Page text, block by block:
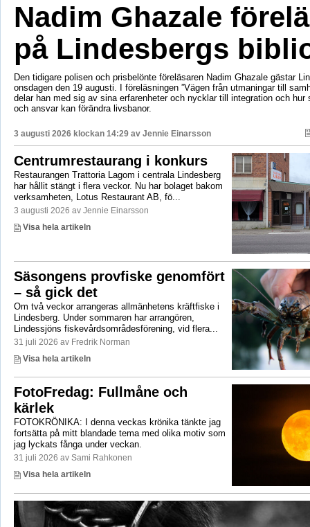
Nadim Ghazale
på Lindesbergs
Den tidigare polisen och prisbelönte föreläsaren Nadim Ghazale gästar
onsdagen den 19 augusti. I föreläsningen ”Vägen från utmaningar till
delar han med sig av sina erfarenheter och nycklar till integration och hur
och ansvar kan förändra livsbanor.
3 augusti 2026 klockan 14:29 av Jennie Einarsson
Centrumrestaurang i konkurs
Restaurangen Trattoria Lagom i centrala Lindesberg
har hållit stängt i flera veckor. Nu har bolaget bakom
verksamheten, Lotus Restaurant AB, fö...
3 augusti 2026 av Jennie Einarsson
Visa hela artikeln
Säsongens provfiske genomfört
– så gick det
Om två veckor arrangeras allmänhetens kräftfiske i
Lindesberg. Under sommaren har arrangören,
Lindessjöns fiskevårdsområdesförening, vid flera...
31 juli 2026 av Fredrik Norman
Visa hela artikeln
FotoFredag: Fullmåne och
kärlek
FOTOKRÖNIKA: I denna veckas krönika tänkte jag
fortsätta på mitt blandade tema med olika motiv som
jag lyckats fånga under veckan.
31 juli 2026 av Sami Rahkonen
Visa hela artikeln